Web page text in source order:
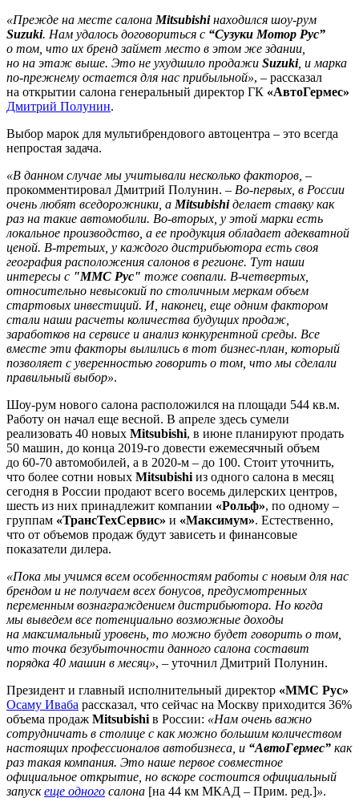
«Прежде на месте салона Mitsubishiнаходился шоу-рум
Suzuki. Нам удалось договориться с “Сузуки Мотор Рус”
о том, что их бренд займет место в этом же здании,
но на этаж выше. Это не ухудшило продажи Suzuki, и марка
по-прежнему остается для нас прибыльной», – рассказал
на открытии салона генеральный директор ГК «АвтоГермес»
Дмитрий Полунин.
Выбор марок для мультибрендового автоцентра – это всегда
непростая задача.
«В данном случае мы учитывали несколько факторов, –
прокомментировал Дмитрий Полунин. – Во-первых, в России
очень любят вседорожники, а Mitsubishiделает ставку как
раз на такие автомобили. Во-вторых, у этой марки есть
локальное производство, а ее продукция обладает адекватной
ценой. В-третьих, у каждого дистрибьютора есть своя
география расположения салонов в регионе. Тут наши
интересы с "ММС Рус" тоже совпали. В-четвертых,
относительно невысокий по столичным меркам объем
стартовых инвестиций. И, наконец, еще одним фактором
стали наши расчеты количества будущих продаж,
заработков на сервисе и анализ конкурентной среды. Все
вместе эти факторы вылились в тот бизнес-план, который
позволяет с уверенностью говорить о том, что мы сделали
правильный выбор».
Шоу-рум нового салона расположился на площади 544 кв.м.
Работу он начал еще весной. В апреле здесь сумели
реализовать 40 новых Mitsubishi, в июне планируют продать
50 машин, до конца 2019-го довести ежемесячный объем
до 60-70 автомобилей, а в 2020-м – до 100. Стоит уточнить,
что более сотни новых Mitsubishi из одного салона в месяц
сегодня в России продают всего восемь дилерских центров,
шесть из них принадлежит компании «Рольф», по одному –
группам «ТрансТехСервис» и «Максимум». Естественно,
что от объемов продаж будут зависеть и финансовые
показатели дилера.
«Пока мы учимся всем особенностям работы с новым для нас
брендом и не получаем всех бонусов, предусмотренных
переменным вознаграждением дистрибьютора. Но когда
мы выведем все потенциально возможные доходы
на максимальный уровень, то можно будет говорить о том,
что точка безубыточности данного салона составит
порядка 40 машин в месяц», – уточнил Дмитрий Полунин.
Президент и главный исполнительный директор «ММС Рус»
Осаму Иваба рассказал, что сейчас на Москву приходится 36%
объема продаж Mitsubishi в России: «Нам очень важно
сотрудничать в столице с как можно большим количеством
настоящих профессионалов автобизнеса, и “АвтоГермес” как
раз такая компания. Это наше первое совместное
официальное открытие, но вскоре состоится официальный
запускеще одного салона [на 44 км МКАД – Прим. ред.]».